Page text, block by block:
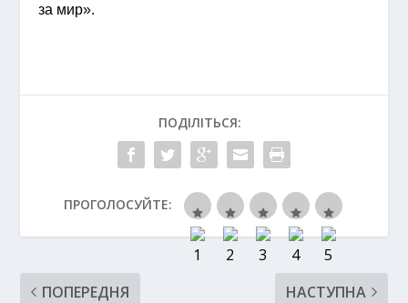
за мир».
ПОДІЛІТЬСЯ:
ПРОГОЛОСУЙТЕ:
ПОПЕРЕДНЯ НАСТУПНА